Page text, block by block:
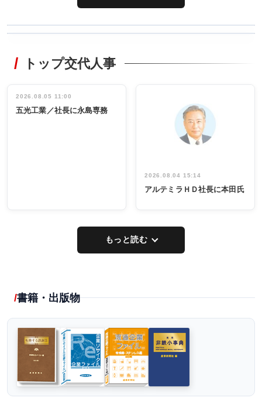
非鉄業界で
インタビュ
ー／社内ア
タックトレー
祝う 業界関
係者ら220人
出席
トップ交代人事
2026.08.05 11:00
五光工業／社長に永島専務
2026.08.04 15:14
アルテミラＨＤ社長に本田氏
もっと読む
書籍・出版物